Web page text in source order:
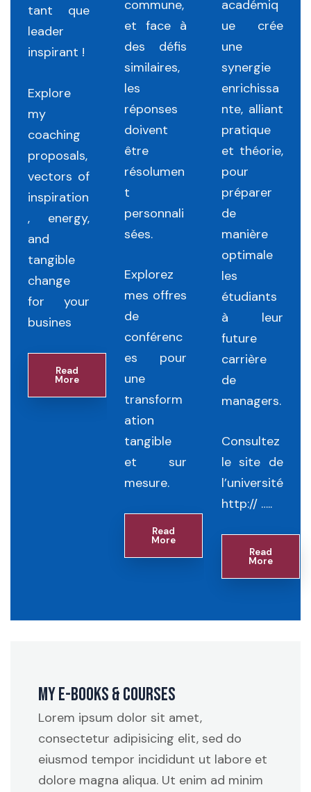
tant que
leader
inspirant !
Explore
my
coaching
proposals,
vectors of
inspiration
, energy,
and
tangible
change
for your
busines
Read
More
commune,
et face à
des défis
similaires,
les
réponses
doivent
être
résolumen
t
personnali
sées.
Explorez
mes offres
de
conférenc
es pour
une
transform
ation
tangible
et sur
mesure.
Read
More
académiq
ue crée
une
synergie
enrichissa
nte, alliant
pratique
et théorie,
pour
préparer
de
manière
optimale
les
étudiants
à leur
future
carrière
de
managers.
Consultez
le site de
l’université
http:// …..
Read
More
My e-Books & Courses
Lorem ipsum dolor sit amet,
consectetur adipisicing elit, sed do
eiusmod tempor incididunt ut labore et
dolore magna aliqua. Ut enim ad minim